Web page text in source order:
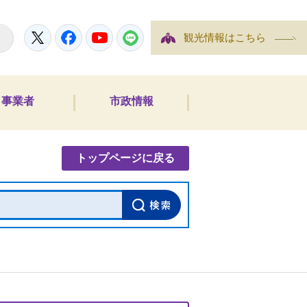
TwitterFacebookYouTubeLINE 観光情報はこちら
事業者 市政情報
トップページに戻る